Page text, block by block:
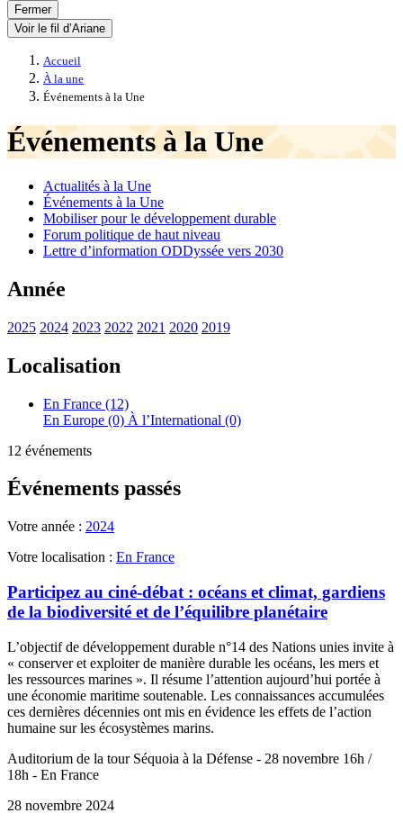
Fermer
Voir le fil d’Ariane
Accueil
À la une
Événements à la Une
Événements à la Une
Actualités à la Une
Événements à la Une
Mobiliser pour le développement durable
Forum politique de haut niveau
Lettre d’information ODDyssée vers 2030
Année
2025 2024 2023 2022 2021 2020 2019
Localisation
En France (12)
En Europe (0) À l’International (0)
12 événements
Événements passés
Votre année : 2024
Votre localisation : En France
Participez au ciné-débat : océans et climat, gardiens
de la biodiversité et de l’équilibre planétaire
L’objectif de développement durable n°14 des Nations unies invite à
« conserver et exploiter de manière durable les océans, les mers et
les ressources marines ». Il résume l’attention aujourd’hui portée à
une économie maritime soutenable. Les connaissances accumulées
ces dernières décennies ont mis en évidence les effets de l’action
humaine sur les écosystèmes marins.
Auditorium de la tour Séquoia à la Défense - 28 novembre 16h /
18h - En France
28 novembre 2024